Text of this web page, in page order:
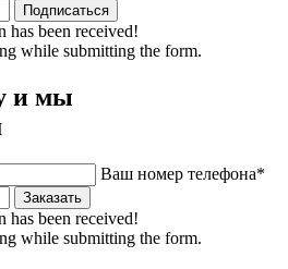
has been received!
while submitting the form.
и мы
Ваш номер телефона*
has been received!
while submitting the form.